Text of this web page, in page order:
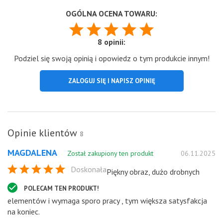
OGÓLNA OCENA TOWARU:
8 opinii:
Podziel się swoją opinią i opowiedz o tym produkcie innym!
ZALOGUJ SIĘ I NAPISZ OPINIĘ
Opinie klientów 8
MAGDALENA Został zakupiony ten produkt 06.11.2025
Doskonała
POLECAM TEN PRODUKT!
Piękny obraz, dużo drobnych
elementów i wymaga sporo pracy , tym większa satysfakcja
na koniec.